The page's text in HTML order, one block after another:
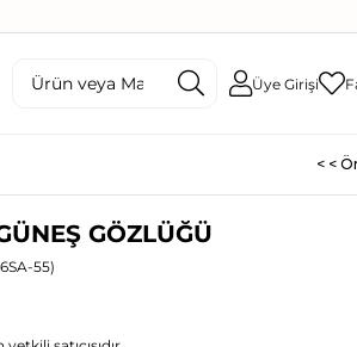
Üye Girişi
< <
GÖZLÜĞÜ
55)